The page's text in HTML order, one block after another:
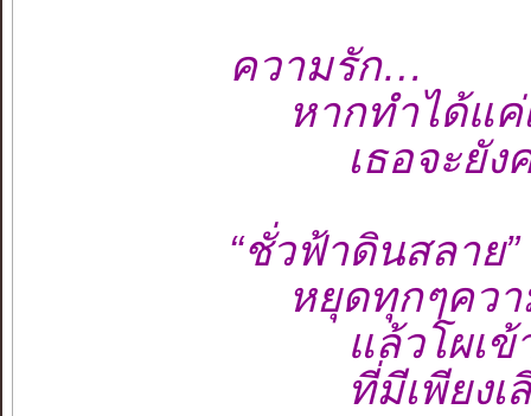
ความรัก…
หากทำได้แค่เ
เธอจะยังคง
“ชั่วฟ้าดินสลาย”
หยุดทุกๆควา
แล้วโผเข้า
ที่มีเพียงเสีย